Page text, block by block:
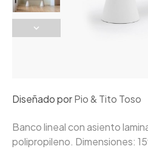
Diseñado porPio & Tito Toso
Banco lineal con asiento
polipropileno. Dimensiones: